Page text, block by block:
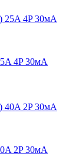
4P 30мА
2P 30мА